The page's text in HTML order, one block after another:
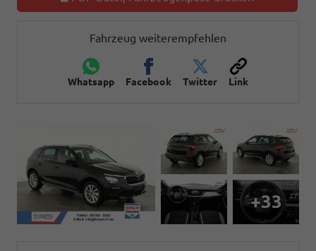
Fahrzeug weiterempfehlen
Whatsapp Facebook Twitter Link
+33